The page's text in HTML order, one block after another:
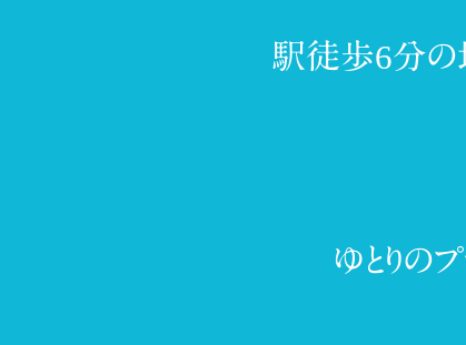
駅徒歩6分の
ゆとりの